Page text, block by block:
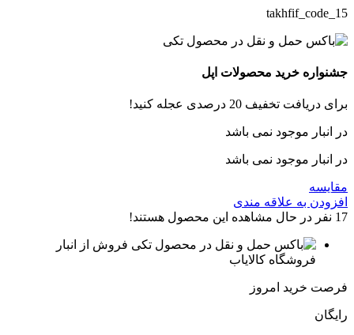
takhfif_code_15
جشنواره خرید محصولات اپل
برای دریافت تخفیف 20 درصدی عجله کنید!
در انبار موجود نمی باشد
در انبار موجود نمی باشد
مقایسه
افزودن به علاقه مندی
17 نفر در حال مشاهده این محصول هستند!
فروش از انبار
فروشگاه کالایاب
فرصت خرید امروز
رایگان